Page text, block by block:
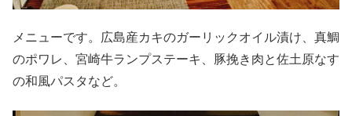
メニューです。広島産カキのガーリックオイル漬け、真鯛
のポワレ、宮崎牛ランプステーキ、豚挽き肉と佐土原なす
の和風パスタなど。